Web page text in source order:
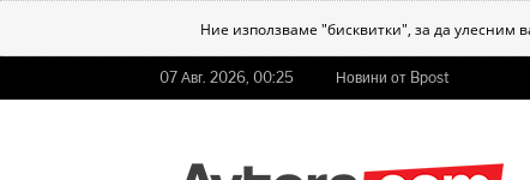
Ние използваме "бисквитки", за да улесним
07 Авг. 2026, 00:25 Новини от Bpost